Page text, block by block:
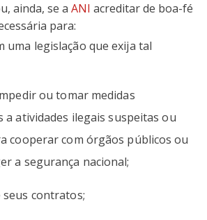
ainda, se a ANI acreditar de boa-fé
para:
uma legislação que exija tal
ou tomar medidas
a atividades ilegais suspeitas ou
cooperar com órgãos públicos ou
a segurança nacional;
seus contratos;